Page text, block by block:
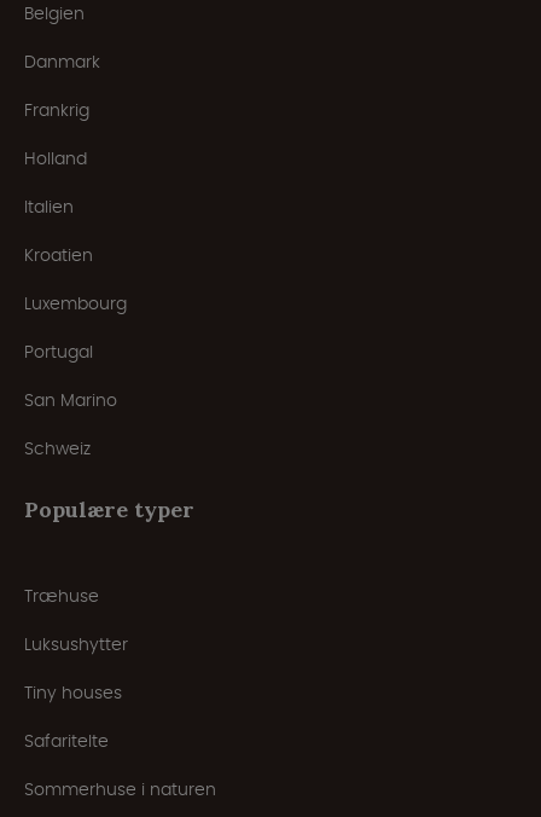
Belgien
Danmark
Frankrig
Holland
Italien
Kroatien
Luxembourg
Portugal
San Marino
Schweiz
Populære typer
Træhuse
Luksushytter
Tiny houses
Safaritelte
Sommerhuse i naturen